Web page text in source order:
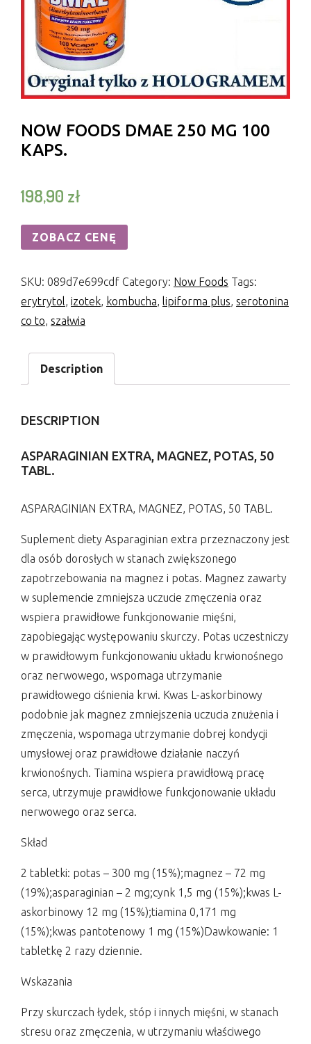
NOW FOODS DMAE 250 MG 100
KAPS.
198,90 zł
ZOBACZ CENĘ
SKU: 089d7e699cdf Category: Now Foods Tags:
erytrytol, izotek, kombucha, lipiforma plus, serotonina
co to, szałwia
Description
DESCRIPTION
ASPARAGINIAN EXTRA, MAGNEZ, POTAS, 50
TABL.
ASPARAGINIAN EXTRA, MAGNEZ, POTAS, 50 TABL.
Suplement diety Asparaginian extra przeznaczony jest
dla osób dorosłych w stanach zwiększonego
zapotrzebowania na magnez i potas. Magnez zawarty
w suplemencie zmniejsza uczucie zmęczenia oraz
wspiera prawidłowe funkcjonowanie mięśni,
zapobiegając występowaniu skurczy. Potas uczestniczy
w prawidłowym funkcjonowaniu układu krwionośnego
oraz nerwowego, wspomaga utrzymanie
prawidłowego ciśnienia krwi. Kwas L-askorbinowy
podobnie jak magnez zmniejszenia uczucia znużenia i
zmęczenia, wspomaga utrzymanie dobrej kondycji
umysłowej oraz prawidłowe działanie naczyń
krwionośnych. Tiamina wspiera prawidłową pracę
serca, utrzymuje prawidłowe funkcjonowanie układu
nerwowego oraz serca.
Skład
2 tabletki: potas – 300 mg (15%);magnez – 72 mg
(19%);asparaginian – 2 mg;cynk 1,5 mg (15%);kwas L-
askorbinowy 12 mg (15%);tiamina 0,171 mg
(15%);kwas pantotenowy 1 mg (15%)Dawkowanie: 1
tabletkę 2 razy dziennie.
Wskazania
Przy skurczach łydek, stóp i innych mięśni, w stanach
stresu oraz zmęczenia, w utrzymaniu właściwego